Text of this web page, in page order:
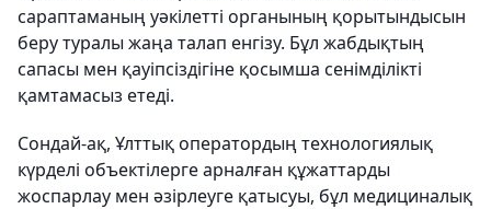
сараптаманың уәкілетті органының қорытындысын
беру туралы жаңа талап енгізу. Бұл жабдықтың
сапасы мен қауіпсіздігіне қосымша сенімділікті
қамтамасыз етеді.
Сондай-ақ, Ұлттық оператордың технологиялық
күрделі объектілерге арналған құжаттарды
жоспарлау мен әзірлеуге қатысуы, бұл медициналық